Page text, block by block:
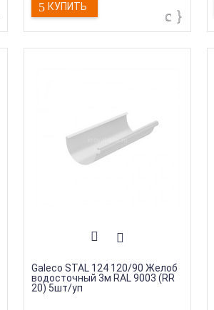
КУПИТЬ
Galeco STAL 124 120/90 Желоб
водосточный 3м RAL 9003 (RR
20) 5шт/уп